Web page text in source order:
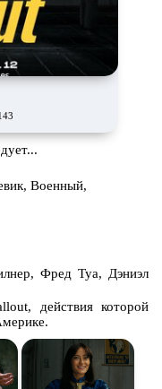
Военный,
Фред Туа, Дэниэл
действия которой